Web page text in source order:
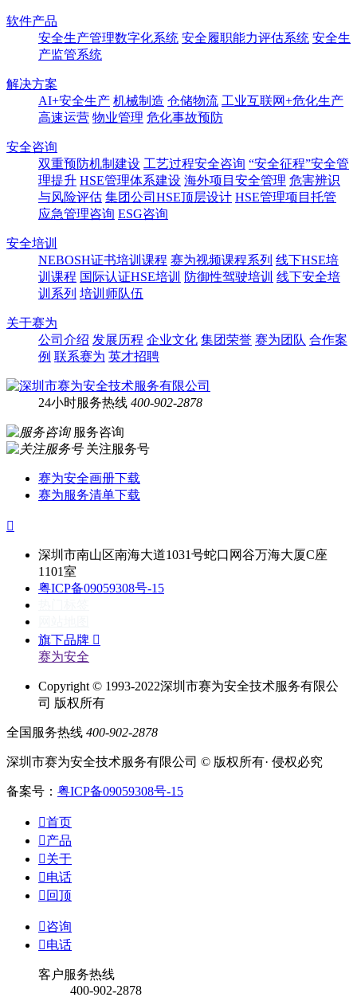
软件产品
安全生产管理数字化系统 安全履职能力评估系统 安全生
产监管系统
解决方案
AI+安全生产 机械制造 仓储物流 工业互联网+危化生产
高速运营 物业管理 危化事故预防
安全咨询
双重预防机制建设 工艺过程安全咨询 “安全征程”安全管
理提升 HSE管理体系建设 海外项目安全管理 危害辨识
与风险评估 集团公司HSE顶层设计 HSE管理项目托管
应急管理咨询 ESG咨询
安全培训
NEBOSH证书培训课程 赛为视频课程系列 线下HSE培
训课程 国际认证HSE培训 防御性驾驶培训 线下安全培
训系列 培训师队伍
关于赛为
公司介绍 发展历程 企业文化 集团荣誉 赛为团队 合作案
例 联系赛为 英才招聘
24小时服务热线 400-902-2878
服务咨询
关注服务号
赛为安全画册下载
赛为服务清单下载

深圳市南山区南海大道1031号蛇口网谷万海大厦C座
1101室
粤ICP备09059308号-15
旗下品牌 
赛为安全
Copyright © 1993-2022深圳市赛为安全技术服务有限公
司 版权所有
全国服务热线 400-902-2878
深圳市赛为安全技术服务有限公司 © 版权所有· 侵权必究
备案号： 粤ICP备09059308号-15
首页
产品
关于
电话
 回顶
咨询
电话
客户服务热线
400-902-2878